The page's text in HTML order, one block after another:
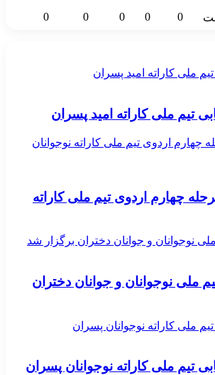
0
0
0
0
0
ملی کاراته امید پسران
تیم ملی کاراته امید پسران
اردوی تیم ملی کاراته نوجوانان
چهارم اردوی تیم ملی کاراته
نوجوانان و جوانان دختران برگزار شد
ملی نوجوانان و جوانان دختران
ملی کاراته نوجوانان پسران
تیم ملی کاراته نوجوانان پسران